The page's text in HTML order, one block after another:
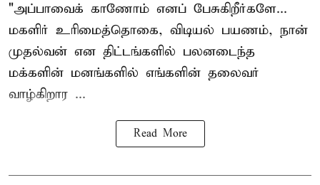
"அப்பாவைக் காணோம் எனப் பேசுகிறீர்களே...
மகளிர் உரிமைத்தொகை, விடியல் பயணம், நான்
முதல்வன் என திட்டங்களில் பலனடைந்த
மக்களின் மனங்களில் எங்களின் தலைவர்
வாழ்கிறார ...
Read More